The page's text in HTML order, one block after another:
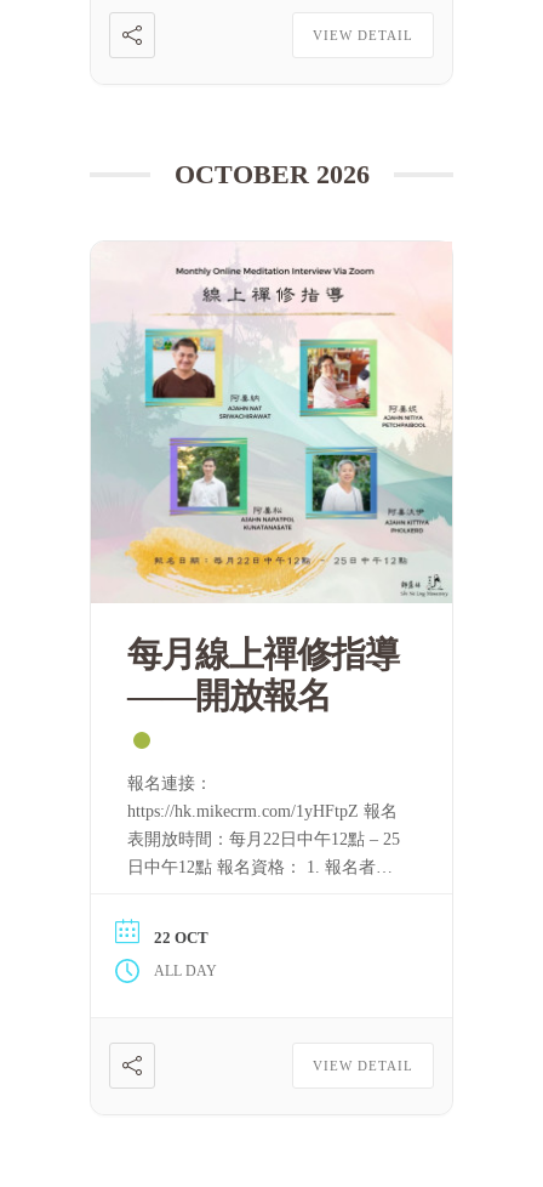
VIEW DETAIL
OCTOBER 2026
每月線上禪修指導
——開放報名
報名連接：
https://hk.mikecrm.com/1yHFtpZ 報名
表開放時間：每月22日中午12點 – 25
日中午12點 報名資格： 1. 報名者需
「泰國四念處禪修課程」的音頻，或
只要可以滿足上述條件，每一位修
22 OCT
ALL DAY
VIEW DETAIL